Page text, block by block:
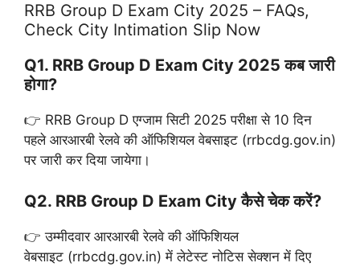
RRB Group D Exam City 2025 – FAQs,
Check City Intimation Slip Now
Q1. RRB Group D Exam City 2025 कब जारी
होगा?
👉 RRB Group D एग्जाम सिटी 2025 परीक्षा से 10 दिन
पहले आरआरबी रेलवे की ऑफिशियल वेबसाइट (rrbcdg.gov.in)
पर जारी कर दिया जायेगा।
Q2. RRB Group D Exam City कैसे चेक करें?
👉 उम्मीदवार आरआरबी रेलवे की ऑफिशियल
वेबसाइट (rrbcdg.gov.in) में लेटेस्ट नोटिस सेक्शन में दिए